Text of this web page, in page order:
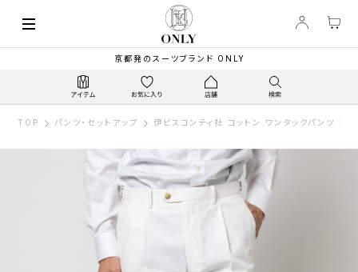
京都発のスーツブランド ONLY
TOP パンツ・セットアップ 伊ビスコンティ社 コットン ワンタックパンツ ホワ